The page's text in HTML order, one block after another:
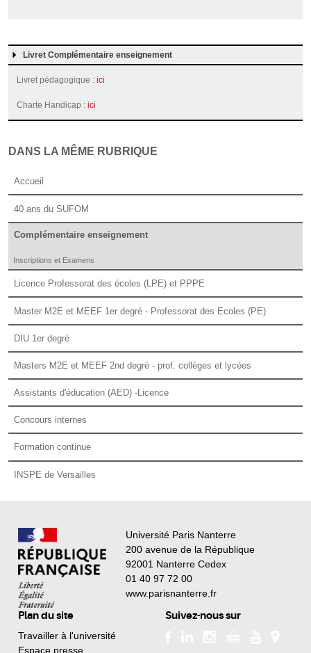
Livret Complémentaire enseignement
Livret pédagogique : ici
Charte Handicap : ici
DANS LA MÊME RUBRIQUE
Accueil
40 ans du SUFOM
Complémentaire enseignement
Inscriptions et Examens
Licence Professorat des écoles (LPE) et PPPE
Master M2E et MEEF 1er degré - Professorat des Ecoles (PE)
DIU 1er degré
Masters M2E et MEEF 2nd degré - prof. collèges et lycées
Assistants d'éducation (AED) -Licence
Concours internes
Formation continue
INSPE de Versailles
Université Paris Nanterre
200 avenue de la République
92001 Nanterre Cedex
01 40 97 72 00
www.parisnanterre.fr
Plan du site
Travailler à l'université
Espace presse
Suivez-nous sur